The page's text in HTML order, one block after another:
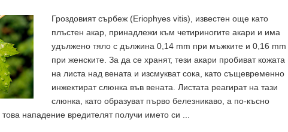
Гроздовият сърбеж (Eriophyes vitis), известен още като
плъстен акар, принадлежи към четириногите акари и има
удължено тяло с дължина 0,14 mm при мъжките и 0,16 mm
при женските. За да се хранят, тези акари пробиват кожата
на листа над вената и изсмукват сока, като същевременно
инжектират слюнка във вената. Листата реагират на тази
слюнка, като образуват първо белезникаво, а по-късно
нападение вредителят получи името си ...